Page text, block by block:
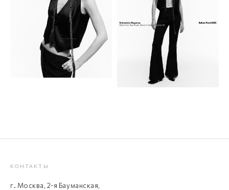
КОНТАКТЫ
г. Москва, 2-я Бауманская,